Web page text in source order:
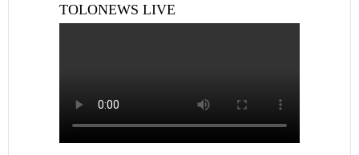
TOLONEWS LIVE